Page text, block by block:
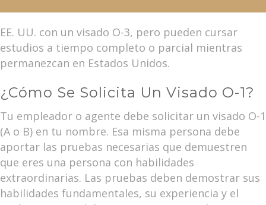
EE. UU. con un visado O-3, pero pueden cursar
estudios a tiempo completo o parcial mientras
permanezcan en Estados Unidos.
¿Cómo Se Solicita Un Visado O-1?
Tu empleador o agente debe solicitar un visado O-1
(A o B) en tu nombre. Esa misma persona debe
aportar las pruebas necesarias que demuestren
que eres una persona con habilidades
extraordinarias. Las pruebas deben demostrar sus
habilidades fundamentales, su experiencia y el